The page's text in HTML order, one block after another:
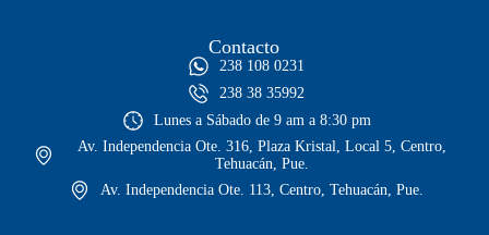
Contacto
238 108 0231
238 38 35992
Lunes a Sábado de 9 am a 8:30 pm
Av. Independencia Ote. 316, Plaza Kristal, Local 5, Centro,
Tehuacán, Pue.
Av. Independencia Ote. 113, Centro, Tehuacán, Pue.